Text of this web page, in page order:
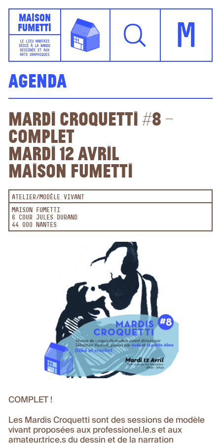
Maison
Fumetti
LE LIEU NANTAIS
DÉDIÉ À LA BANDE
DESSINÉE ET AUX
ARTS GRAPHIQUES
M
Agenda
Mardi Croquetti #8 –
COMPLET
Mardi 12 avril
Maison Fumetti
ATELIER MODÈLE VIVANT
MAISON FUMETTI
6 COUR JULES DURAND
44 000 NANTES
COMPLET !
Les Mardis Croquetti sont des sessions de modèle
vivant proposées aux professionel.le.s et aux
amateur.trice.s du dessin et de la narration